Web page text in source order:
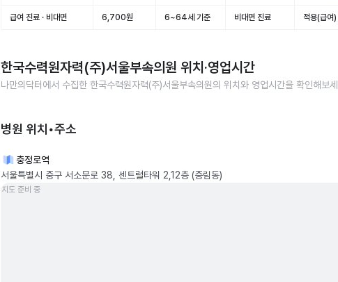
급여 진료 · 비대면 6,700원 6~64세 기준 비대면 진료 적용(급여)
한국수력원자력(주)서울부속의원 위치·영업시간
나만의닥터에서 수집한 한국수력원자력(주)서울부속의원의 위치와 영업시간을 확인해보
병원 위치•주소
충정로역
서울특별시 중구 서소문로 38, 센트럴타워 2,12층 (중림동)
지도 준비 중